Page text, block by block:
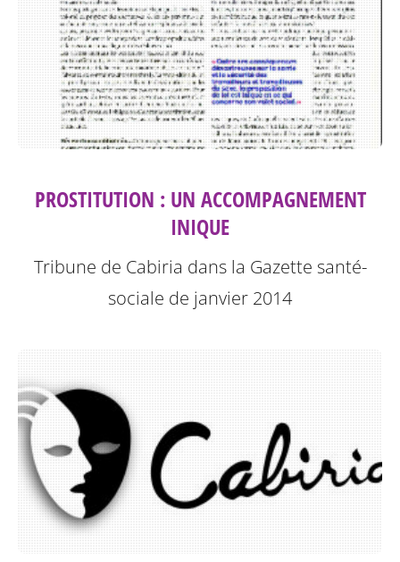
PROSTITUTION : UN ACCOMPAGNEMENT
INIQUE
Tribune de Cabiria dans la Gazette santé-
sociale de janvier 2014